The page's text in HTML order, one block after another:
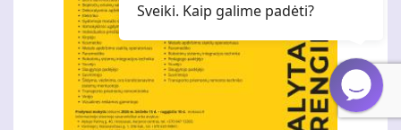
Sveiki. Kaip galime padėti?